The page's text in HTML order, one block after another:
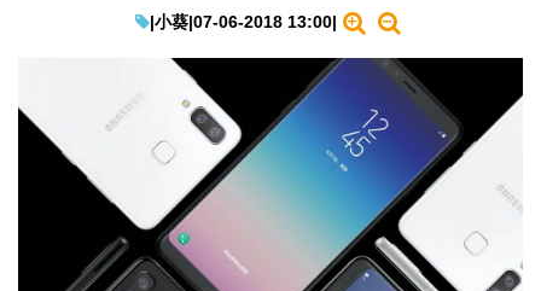
|小葵|07-06-2018 13:00|